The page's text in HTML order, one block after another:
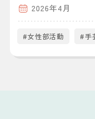
2026年4月
#女性部活動 #手